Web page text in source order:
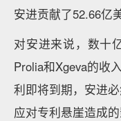
安进贡献了52.66亿
对安进来说，数十
Prolia和Xgeva的收
利即将到期，安进
应对专利悬崖造成的